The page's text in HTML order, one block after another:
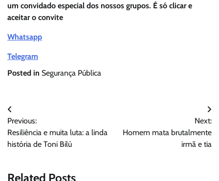
um convidado especial dos nossos grupos. É só clicar e
aceitar o convite
Whatsapp
Telegram
Posted in Segurança Pública
Navegação
de
Post
Previous:
Resiliência e muita luta: a linda
história de Toni Bilú
Next:
Homem mata brutalmente
irmã e tia
Related Posts